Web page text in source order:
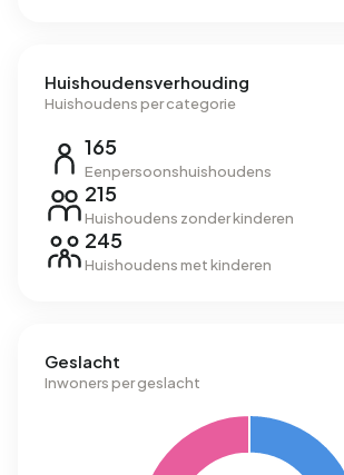
Huishoudensverhouding
Huishoudens per categorie
165
Eenpersoonshuishoudens
215
Huishoudens zonder kinderen
245
Huishoudens met kinderen
Geslacht
Inwoners per geslacht